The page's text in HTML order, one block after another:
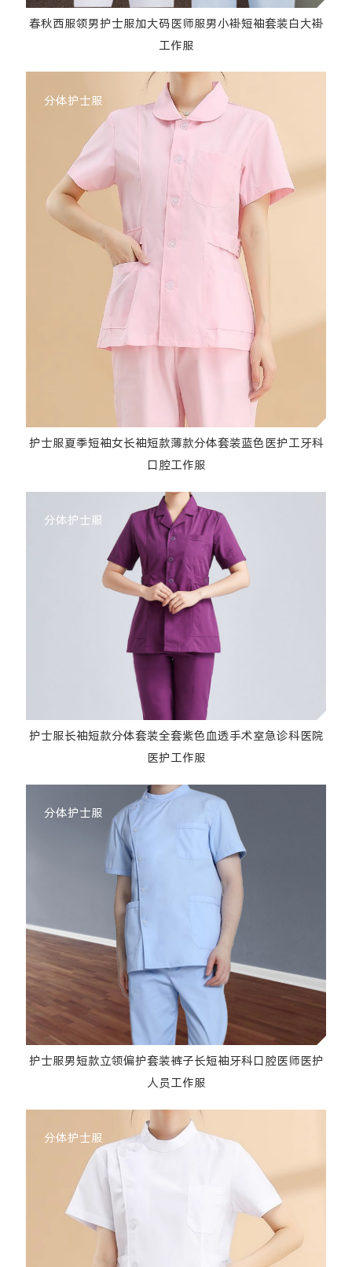
春秋西服领男护士服加大码医师服男小褂短袖套装白大褂
工作服
分体护士服
护士服夏季短袖女长袖短款薄款分体套装蓝色医护工牙科
口腔工作服
分体护士服
护士服长袖短款分体套装全套紫色血透手术室急诊科医院
医护工作服
分体护士服
护士服男短款立领偏护套装裤子长短袖牙科口腔医师医护
人员工作服
分体护士服